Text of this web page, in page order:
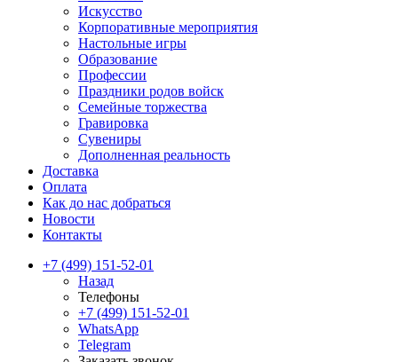
Искусство
Корпоративные мероприятия
Настольные игры
Образование
Профессии
Праздники родов войск
Семейные торжества
Гравировка
Сувениры
Дополненная реальность
Доставка
Оплата
Как до нас добраться
Новости
Контакты
+7 (499) 151-52-01
Назад
Телефоны
+7 (499) 151-52-01
WhatsApp
Telegram